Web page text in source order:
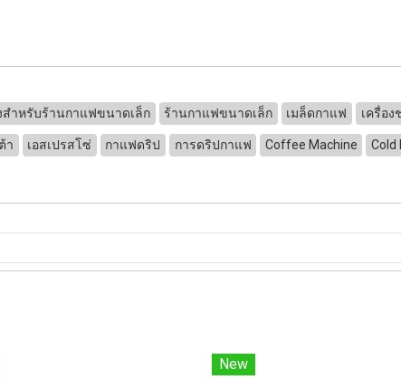
สำหรับร้านกาแฟขนาดเล็ก ร้านกาแฟขนาดเล็ก เมล็ดกาแฟ เครื่อ
า เอสเปรสโซ่ กาแฟดริป การดริปกาแฟ Coffee Machine Cold
New